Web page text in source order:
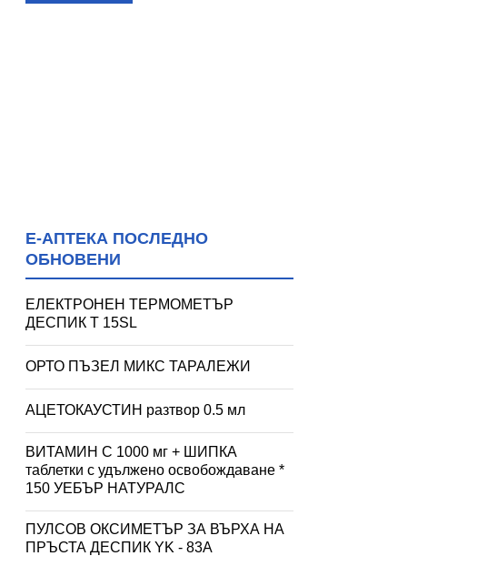
Е-АПТЕКА ПОСЛЕДНО
ОБНОВЕНИ
ЕЛЕКТРОНЕН ТЕРМОМЕТЪР
ДЕСПИК T 15SL
ОРТО ПЪЗЕЛ МИКС ТАРАЛЕЖИ
АЦЕТОКАУСТИН разтвор 0.5 мл
ВИТАМИН С 1000 мг + ШИПКА
таблетки с удължено освобождаване *
150 УЕБЪР НАТУРАЛС
ПУЛСОВ ОКСИМЕТЪР ЗА ВЪРХА НА
ПРЪСТА ДЕСПИК YK - 83A